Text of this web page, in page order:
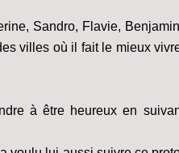
Sandro, Flavie,
villes où il fait le mieux
à être heureux en